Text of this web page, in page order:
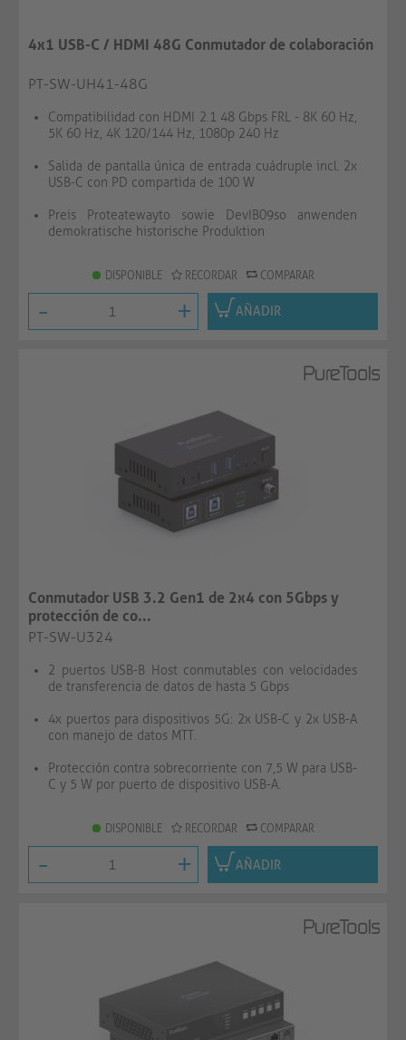
4x1 USB-C / HDMI 48G Conmutador de colaboración
PT-SW-UH41-48G
Compatibilidad con HDMI 2.1 48 Gbps FRL - 8K 60 Hz,
5K 60 Hz, 4K 120/144 Hz, 1080p 240 Hz
Salida de pantalla única de entrada cuádruple incl. 2x
USB-C con PD compartida de 100 W
Preis Proteatewayto sowie DevIB09so anwenden
demokratische historische Produktion
DISPONIBLE RECORDAR COMPARAR
- + AÑADIR
Conmutador USB 3.2 Gen1 de 2x4 con 5Gbps y
protección de co...
PT-SW-U324
2 puertos USB-B Host conmutables con velocidades
de transferencia de datos de hasta 5 Gbps
4x puertos para dispositivos 5G: 2x USB-C y 2x USB-A
con manejo de datos MTT.
Protección contra sobrecorriente con 7,5 W para USB-
C y 5 W por puerto de dispositivo USB-A.
DISPONIBLE RECORDAR COMPARAR
- + AÑADIR